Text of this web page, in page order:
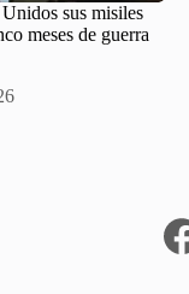
sus misiles
meses de guerra